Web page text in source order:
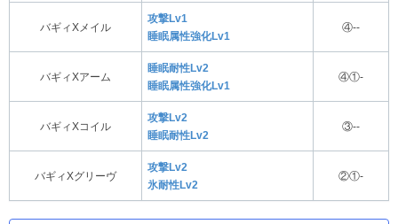
バギィXメイル
攻撃Lv1
睡眠属性強化Lv1
④--
バギィXアーム
睡眠耐性Lv2
睡眠属性強化Lv1
④①-
バギィXコイル
攻撃Lv2
睡眠耐性Lv2
③--
バギィXグリーヴ
攻撃Lv2
氷耐性Lv2
②①-